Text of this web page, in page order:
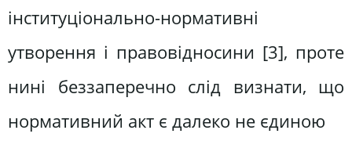
інституціонально-нормативні
утворення і правовідносини [3], проте
нині беззаперечно слід визнати, що
нормативний акт є далеко не єдиною